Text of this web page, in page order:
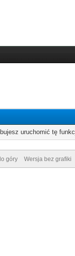
uruchomić tę
góry Wersja bez grafiki